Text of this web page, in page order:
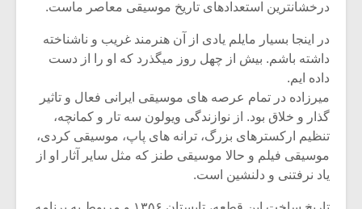
درخشانترین استعدادهای تاریخ موسیقی معاصر ماست.
در اینجا بسیار مایلم یادی از آن هنرمند غریب و ناشناخته
داشته باشم. بیش از چهل روز میگذرد که او را از دست
داده ایم.
میرزاده در تمام عرصه های موسیقی ایرانی فعال و تاثیر
گذار و خلاق بود. از نوازندگی ویولون سه تار و کمانچه،
تنظیم ارکسترهای بزرگ، ترانه های پاپ، موسیقی کردی،
موسیقی فیلم و حالا موسیقی طنز که مثل سایر آثار او از
یاد نرفتنی و دلنشین است.